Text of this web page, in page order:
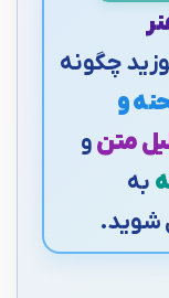
چگونه
و
متنو
به
شوید.